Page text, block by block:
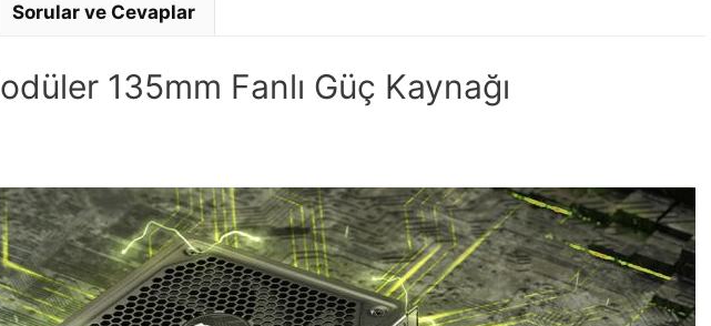
Sorular ve Cevaplar
135mm Fanlı Güç Kaynağı